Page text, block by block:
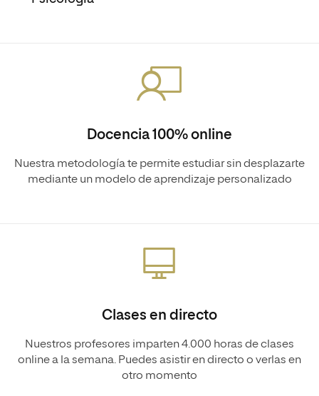
Docencia 100% online
Nuestra metodología te permite estudiar sin desplazarte
mediante un modelo de aprendizaje personalizado
Clases en directo
Nuestros profesores imparten 4.000 horas de clases
online a la semana. Puedes asistir en directo o verlas en
otro momento